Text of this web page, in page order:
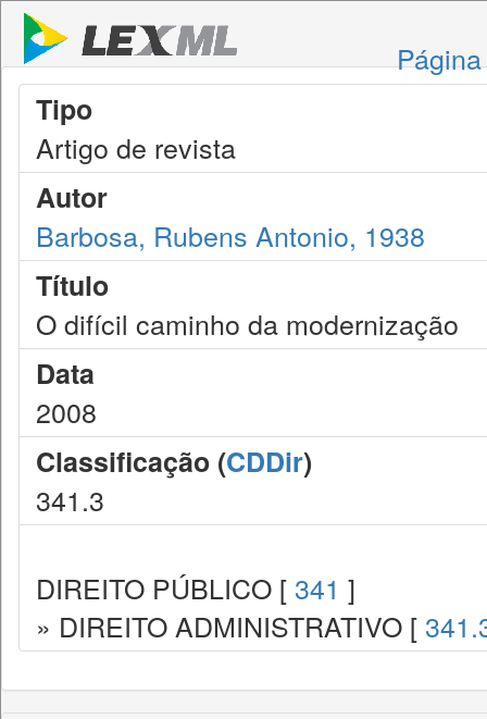
Tipo
Artigo de revista
Autor
Barbosa, Rubens Antonio, 1938
Título
O difícil caminho da modernização
Data
2008
Classificação (CDDir)
341.3
DIREITO PÚBLICO [ 341 ]
» DIREITO ADMINISTRATIVO [